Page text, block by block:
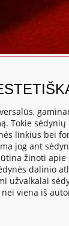
Tokie
linkius bei
jog ant
žinoti
dalinio
užvalkalai
viena iš